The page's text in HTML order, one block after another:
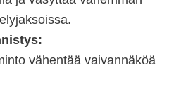
vähentää vaivannäköä